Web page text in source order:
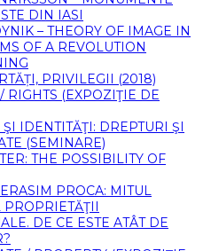
DIN IASI
– THEORY OF IMAGE IN
OF A REVOLUTION
PRIVILEGII (2018)
RIGHTS (EXPOZIŢIE DE
IDENTITĂŢI: DREPTURI ŞI
(SEMINARE)
THE POSSIBILITY OF
PROCA: MITUL
PROPRIETĂŢII
DE CE ESTE ATÂT DE